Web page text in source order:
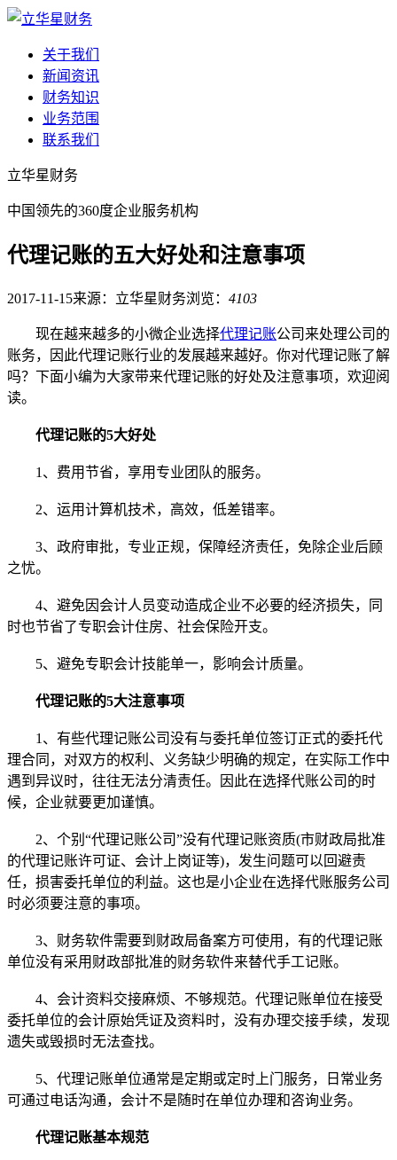
关于我们
新闻资讯
财务知识
业务范围
联系我们
立华星财务
中国领先的360度企业服务机构
代理记账的五大好处和注意事项
2017-11-15来源：立华星财务浏览： 4103
现在越来越多的小微企业选择代理记账公司来处理公司的
账务，因此代理记账行业的发展越来越好。你对代理记账了解
吗？下面小编为大家带来代理记账的好处及注意事项，欢迎阅
读。
代理记账的5大好处
1、费用节省，享用专业团队的服务。
2、运用计算机技术，高效，低差错率。
3、政府审批，专业正规，保障经济责任，免除企业后顾
之忧。
4、避免因会计人员变动造成企业不必要的经济损失，同
时也节省了专职会计住房、社会保险开支。
5、避免专职会计技能单一，影响会计质量。
代理记账的5大注意事项
1、有些代理记账公司没有与委托单位签订正式的委托代
理合同，对双方的权利、义务缺少明确的规定，在实际工作中
遇到异议时，往往无法分清责任。因此在选择代账公司的时
候，企业就要更加谨慎。
2、个别“代理记账公司”没有代理记账资质(市财政局批准
的代理记账许可证、会计上岗证等)，发生问题可以回避责
任，损害委托单位的利益。这也是小企业在选择代账服务公司
时必须要注意的事项。
3、财务软件需要到财政局备案方可使用，有的代理记账
单位没有采用财政部批准的财务软件来替代手工记账。
4、会计资料交接麻烦、不够规范。代理记账单位在接受
委托单位的会计原始凭证及资料时，没有办理交接手续，发现
遗失或毁损时无法查找。
5、代理记账单位通常是定期或定时上门服务，日常业务
可通过电话沟通，会计不是随时在单位办理和咨询业务。
代理记账基本规范